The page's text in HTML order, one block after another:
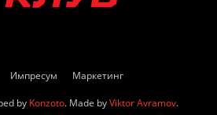
Импресум Маркетинг
by Konzoto. Made byViktor Avramov.